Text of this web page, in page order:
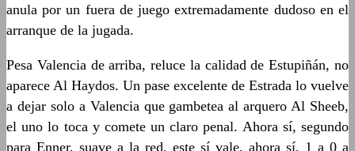
anula por un fuera de juego extremadamente dudoso en el
arranque de la jugada.
Pesa Valencia de arriba, reluce la calidad de Estupiñán, no
aparece Al Haydos. Un pase excelente de Estrada lo vuelve
a dejar solo a Valencia que gambetea al arquero Al Sheeb,
el uno lo toca y comete un claro penal. Ahora sí, segundo
para Enner, suave a la red, este sí vale, ahora sí, 1 a 0 a